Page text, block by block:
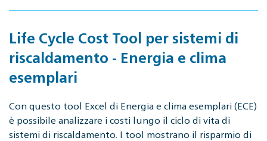
Life Cycle Cost Tool per sistemi di
riscaldamento - Energia e clima
esemplari
Con questo tool Excel di Energia e clima esemplari (ECE)
è possibile analizzare i costi lungo il ciclo di vita di
sistemi di riscaldamento. I tool mostrano il risparmio di